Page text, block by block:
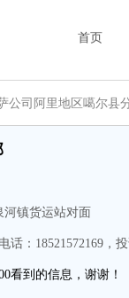
首页
公司阿里地区噶尔县
河镇货运站对面
话：18521572169，
看到的信息，谢谢！